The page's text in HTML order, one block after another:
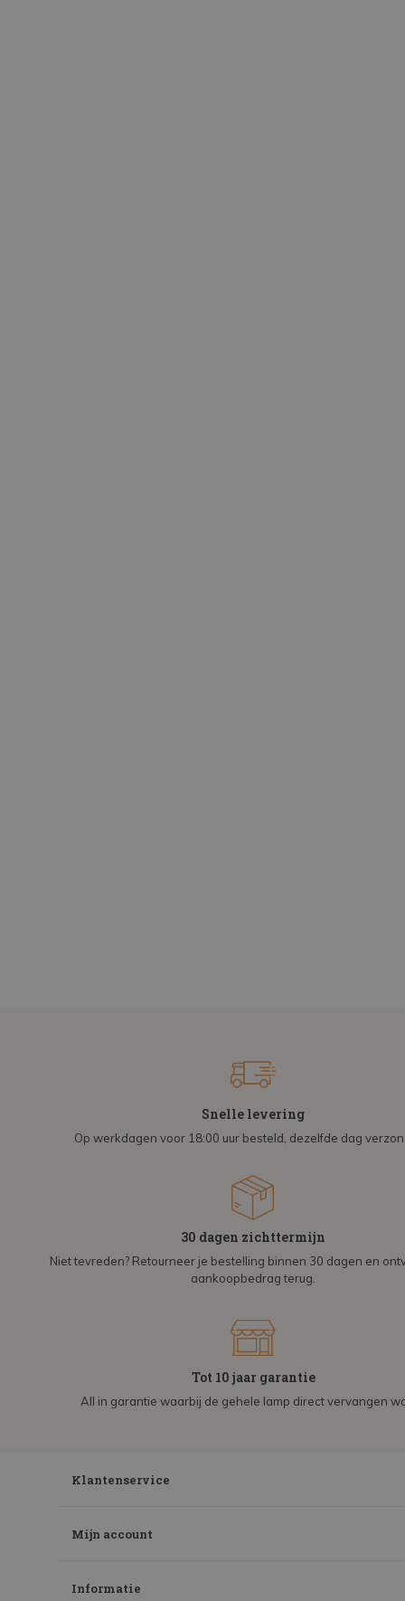
Snelle levering
Op werkdagen voor 18:00 uur besteld, dezelfde dag
30 dagen zichttermijn
Niet tevreden? Retourneer je bestelling binnen 30 dagen en
aankoopbedrag terug.
Tot 10 jaar garantie
All in garantie waarbij de gehele lamp direct vervangen
Klantenservice
Mijn account
Informatie